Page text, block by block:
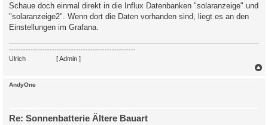
t
r
g
Schaue doch einmal direkt in die Influx Datenbanken "solaranzeige" und
"solaranzeige2". Wenn dort die Daten vorhanden sind, liegt es an den
Einstellungen im Grafana.
-----------------------------------------------------
Ulrich
[ Admin ]
AndyOne
Re: Sonnenbatterie Ältere Bauart